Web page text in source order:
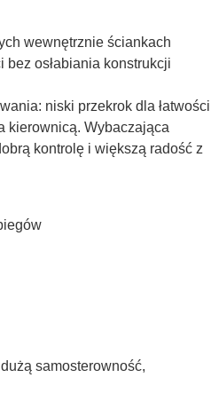
wewnętrznie ściankach
osłabiania konstrukcji
niski przekrok dla łatwości
kierownicą. Wybaczająca
kontrolę i większą radość z
samosterowność,